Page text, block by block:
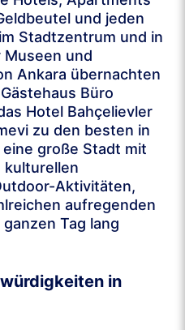
und jeden
Stadtzentrum und in
und
Ankara übernachten
Büro
Hotel Bahçelievler
zu den besten in
große Stadt mit
kulturellen
Aktivitäten,
aufregenden
Tag lang
in